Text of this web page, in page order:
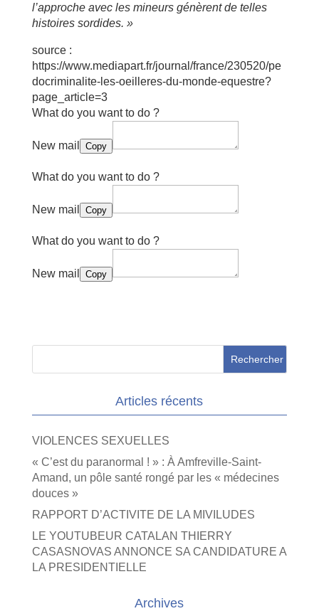
l’approche avec les mineurs génèrent de telles
histoires sordides. »
source :
https://www.mediapart.fr/journal/france/230520/pe
docriminalite-les-oeilleres-du-monde-equestre?
page_article=3
What do you want to do ?
New mail Copy
What do you want to do ?
New mail Copy
What do you want to do ?
New mail Copy
Articles récents
VIOLENCES SEXUELLES
« C’est du paranormal ! » : À Amfreville-Saint-
Amand, un pôle santé rongé par les « médecines
douces »
RAPPORT D’ACTIVITE DE LA MIVILUDES
LE YOUTUBEUR CATALAN THIERRY
CASASNOVAS ANNONCE SA CANDIDATURE A
LA PRESIDENTIELLE
Archives